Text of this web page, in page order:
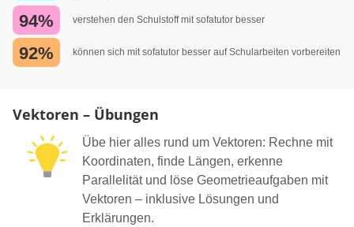
94% verstehen den Schulstoff mit sofatutor besser
92% können sich mit sofatutor besser auf Schularbeiten vorbereiten
Vektoren – Übungen
Übe hier alles rund um Vektoren: Rechne mit
Koordinaten, finde Längen, erkenne
Parallelität und löse Geometrieaufgaben mit
Vektoren – inklusive Lösungen und
Erklärungen.